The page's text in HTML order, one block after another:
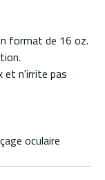
format de 16 oz.
et n'irrite pas
oculaire